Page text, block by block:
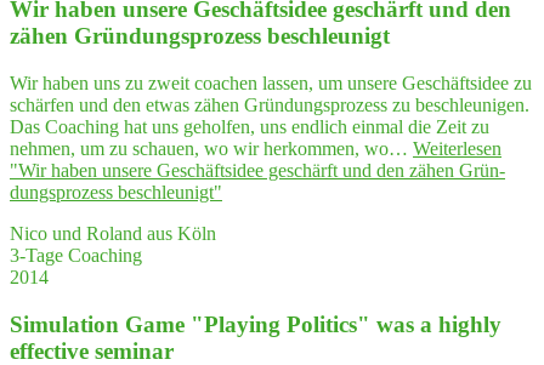
Wir haben unse­re Geschäfts­idee geschärft und den
zähen Grün­dungs­pro­zess beschleunigt
Wir haben uns zu zweit coachen lassen, um unsere Geschäftsidee zu
schärfen und den etwas zähen Gründungsprozess zu beschleunigen.
Das Coaching hat uns geholfen, uns endlich einmal die Zeit zu
nehmen, um zu schauen, wo wir herkommen, wo… Weiterlesen
"Wir haben unse­re Geschäfts­idee geschärft und den zähen Grün­
dungs­pro­zess beschleunigt"
Nico und Roland aus Köln
3-Tage Coaching
2014
Simu­la­ti­on Game "Play­ing Poli­tics" was a high­ly
effec­ti­ve seminar